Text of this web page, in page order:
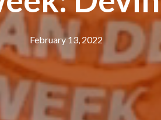
February 13, 2022